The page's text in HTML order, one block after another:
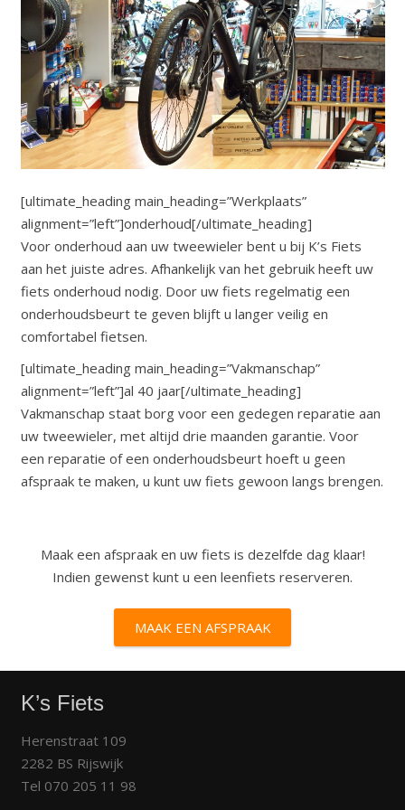
[ultimate_heading main_heading=”Werkplaats”
alignment=”left”]onderhoud[/ultimate_heading]
Voor onderhoud aan uw tweewieler bent u bij K’s Fiets
aan het juiste adres. Afhankelijk van het gebruik heeft uw
fiets onderhoud nodig. Door uw fiets regelmatig een
onderhoudsbeurt te geven blijft u langer veilig en
comfortabel fietsen.
[ultimate_heading main_heading=”Vakmanschap”
alignment=”left”]al 40 jaar[/ultimate_heading]
Vakmanschap staat borg voor een gedegen reparatie aan
uw tweewieler, met altijd drie maanden garantie. Voor
een reparatie of een onderhoudsbeurt hoeft u geen
afspraak te maken, u kunt uw fiets gewoon langs brengen.
Maak een afspraak en uw fiets is dezelfde dag klaar!
Indien gewenst kunt u een leenfiets reserveren.
MAAK EEN AFSPRAAK
K’s Fiets
Herenstraat 109
2282 BS Rijswijk
Tel 070 205 11 98